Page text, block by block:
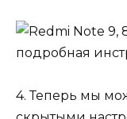
4. Теперь мы